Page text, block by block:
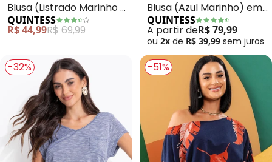
Blusa (Listrado Marinho e
Branco) em Canelado
QUINTESS
R$ 44,99R$ 69,99
Blusa (Azul Marinho) em
Malha de Algodão
QUINTESS
A partir deR$ 79,99
ou 2x de R$ 39,99 sem juros
-32% -51%